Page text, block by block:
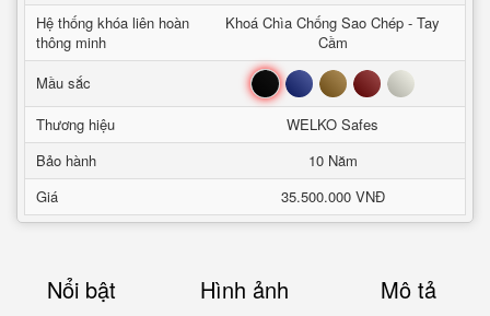
Hệ thống khóa liên hoàn
thông minh
Khoá Chìa Chống Sao Chép - Tay
Cầm
Mầu sắc
Đen Xanh Nâu Đỏ Trắng
Thương hiệu
WELKO Safes
Bảo hành
10 Năm
Giá
35.500.000 VNĐ
Nổi bật Hình ảnh Mô tả